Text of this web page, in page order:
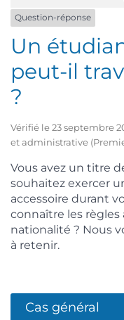
Question-réponse
Un
peut-il
?
Vérifié le 23 septembre
et administrative
Vous avez un titre
souhaitez exercer
accessoire durant
connaître les
nationalité ? Nous
à retenir.
Cas général